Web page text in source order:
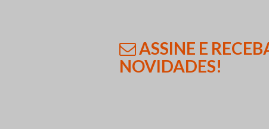
ASSINE E
NOVIDADES!